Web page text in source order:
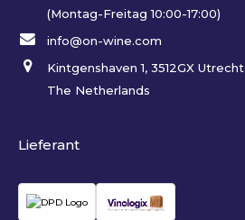
(Montag-Freitag 10:00-17:00)
info@on-wine.com
Kintgenshaven 1, 3512GX Utrecht
The Netherlands
Lieferant